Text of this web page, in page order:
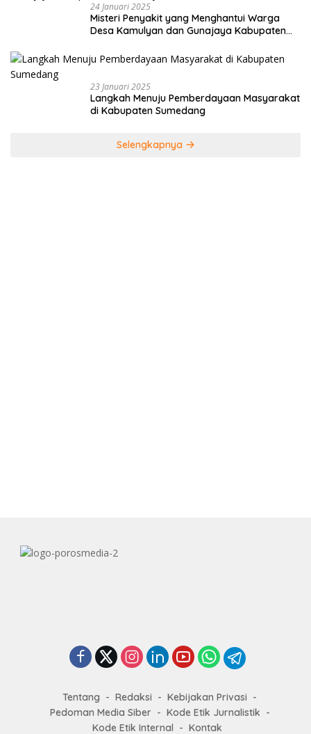
24 Januari 2025
Misteri Penyakit yang Menghantui Warga
Desa Kamulyan dan Gunajaya Kabupaten
23 Januari 2025
Langkah Menuju Pemberdayaan Masyarakat
di Kabupaten Sumedang
Selengkapnya
Tentang Redaksi
Kebijakan Privasi
Pedoman Media Siber
Kode Etik Jurnalistik
Kode Etik Internal
Kontak